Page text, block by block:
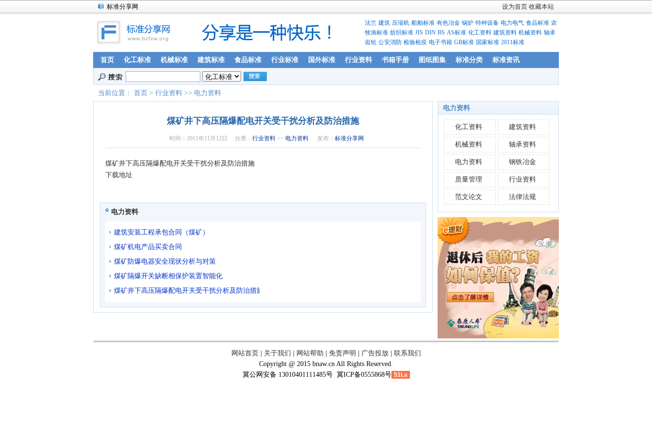
标准分享网 设为首页 收藏本站
法兰 建筑 压缩机 船舶标准 有色冶金 锅炉 特种设备 电力电气 食品标准 农
牧渔标准 纺织标准 JIS DIN BS AS标准 化工资料 建筑资料 机械资料 轴承
齿轮 公安消防 检验检疫 电子书籍 GB标准 国家标准 2011标准
首页 化工标准 机械标准 建筑标准 食品标准 行业标准 国外标准 行业资料 书箱手册 图纸图集 标准分类 标准资讯
当前位置： 首页 > 行业资料 >> 电力资料
煤矿井下高压隔爆配电开关受干扰分析及防治措施
时间： 2011年11月12日 分类： 行业资料 >> 电力资料 发布： 标准分享网
煤矿井下高压隔爆配电开关受干扰分析及防治措施
下载地址
电力资料
建筑安装工程承包合同（煤矿）
煤矿机电产品买卖合同
煤矿防爆电器安全现状分析与对策
煤矿隔爆开关缺断相保护装置智能化
煤矿井下高压隔爆配电开关受干扰分析及防治措施
电力资料
化工资料 建筑资料
机械资料 轴承资料
电力资料 钢铁冶金
质量管理 行业资料
范文论文 法律法规
网站首页 关于我们 网站帮助 免责声明 广告投放| 联系我们
Copyright @ 2015 bnaw.cn All Rights Reserved.
冀公网安备 13010401111485号 冀ICP备0555868号 51La